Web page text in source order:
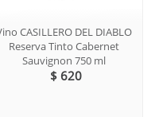
CASILLERO DEL DIABLO
Reserva Tinto Cabernet
Sauvignon 750 ml
$ 620